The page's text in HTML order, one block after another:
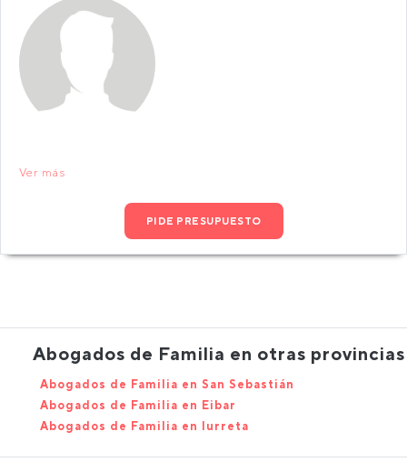
Ver más
PIDE PRESUPUESTO
Abogados de Familia en otras provincias
Abogados de Familia en San Sebastián
Abogados de Familia en Eibar
Abogados de Familia en Iurreta